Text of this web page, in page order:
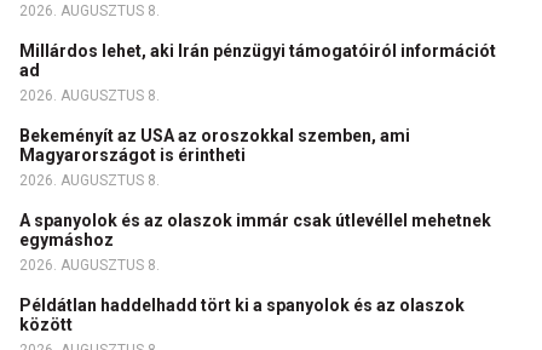
2026. AUGUSZTUS 8.
Millárdos lehet, aki Irán pénzügyi támogatóiról információt
ad
2026. AUGUSZTUS 8.
Bekeményít az USA az oroszokkal szemben, ami
Magyarországot is érintheti
2026. AUGUSZTUS 8.
A spanyolok és az olaszok immár csak útlevéllel mehetnek
egymáshoz
2026. AUGUSZTUS 8.
Példátlan haddelhadd tört ki a spanyolok és az olaszok
között